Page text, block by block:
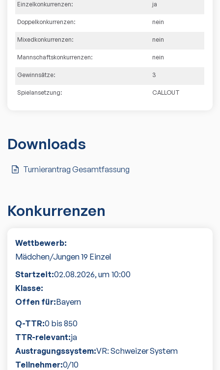
Einzelkonkurrenzen: ja
Doppelkonkurrenzen: nein
Mixedkonkurrenzen: nein
Mannschaftskonkurrenzen: nein
Gewinnsätze: 3
Spielansetzung: CALLOUT
Downloads
Turnierantrag Gesamtfassung
Konkurrenzen
Wettbewerb:
Mädchen/Jungen 19 Einzel
Startzeit:02.08.2026, um 10:00
Klasse:
Offen für:Bayern
Q-TTR:0 bis 850
TTR-relevant:ja
Austragungssystem:VR: Schweizer System
Teilnehmer:0/10